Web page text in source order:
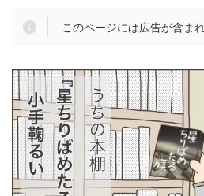
このページには広告が含ま